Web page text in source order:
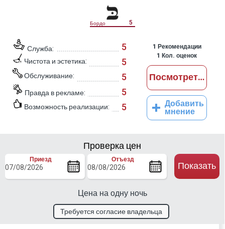
Бордо 5
Служба: 5
Чистота и эстетика: 5
Обслуживание: 5
Правда в рекламе: 5
Возможность реализации: 5
1 Рекомендации
1 Кол. оценок
Посмотреть
Добавить
мнение
Проверка цен
Приезд Отъезд
Цена на одну ночь
Показать
Требуется согласие владельца